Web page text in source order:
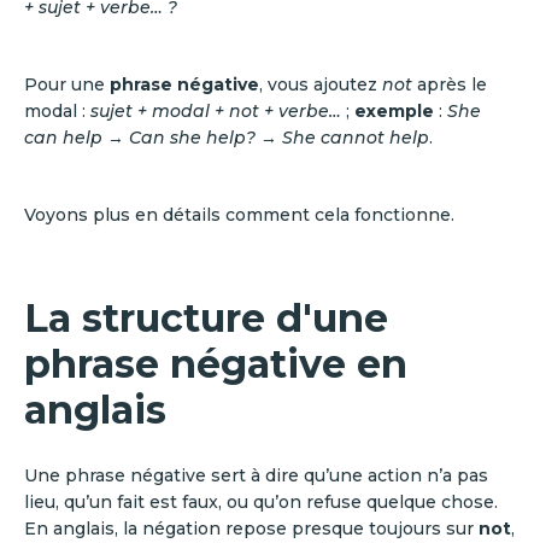
+ sujet + verbe… ?
Pour une phrase négative, vous ajoutez not après le
modal : sujet + modal + not + verbe… ; exemple : She
can help → Can she help? → She cannot help.
Voyons plus en détails comment cela fonctionne.
La structure d'une
phrase négative en
anglais
Une phrase négative sert à dire qu’une action n’a pas
lieu, qu’un fait est faux, ou qu’on refuse quelque chose.
En anglais, la négation repose presque toujours sur not,